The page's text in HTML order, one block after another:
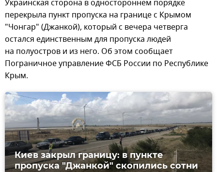
Украинская сторона в одностороннем порядке
перекрыла пункт пропуска на границе с Крымом
"Чонгар" (Джанкой), который с вечера четверга
остался единственным для пропуска людей
на полуостров и из него. Об этом сообщает
Пограничное управление ФСБ России по Республике
Крым.
Киев закрыл границу: в пункте
пропуска "Джанкой" скопились сотни